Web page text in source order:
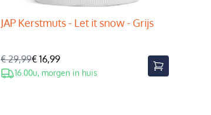
JAP Kerstmuts - Let it snow - Grijs
€ 29,99€ 16,99
16.00u, morgen in huis